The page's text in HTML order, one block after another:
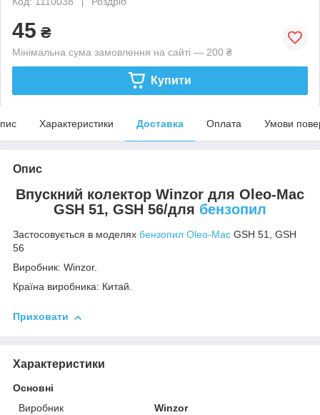
45 ₴
Мінімальна сума замовлення на сайті — 200 ₴
Купити
Характеристики Доставка Оплата Умови
Опис
Впускний колектор Winzor для Oleo-Mac
GSH 51, GSH 56/для бензопил
Застосовується в моделях бензопил Oleo-Mac GSH 51, GSH
56
Виробник: Winzor.
Країна виробника: Китай.
Приховати
Характеристики
Основні
Виробник
Winzor